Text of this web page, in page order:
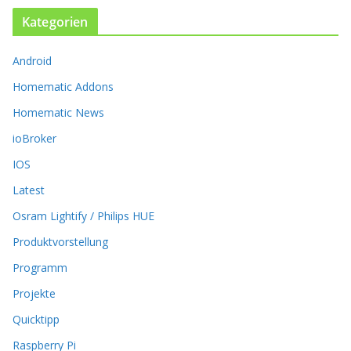
n
k
n
n
n
a
f
d
e
r
r
o
u
k
Kategorien
Android
Homematic Addons
Homematic News
ioBroker
IOS
Latest
Osram Lightify / Philips HUE
Produktvorstellung
Programm
Projekte
Quicktipp
Raspberry Pi